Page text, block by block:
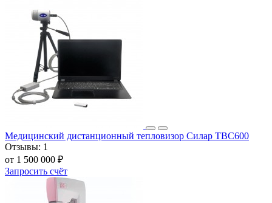
Медицинский дистанционный тепловизор Силар ТВС600
Отзывы: 1
от 1 500 000 ₽
Запросить счёт